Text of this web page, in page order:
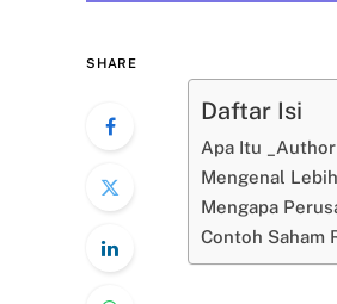
SHARE
Daftar Isi
Apa Itu
Mengenal
Mengapa
Contoh Saham